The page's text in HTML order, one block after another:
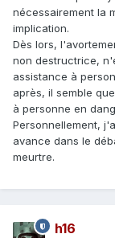
nécessairement la
implication.
Dès lors,
non destructrice,
assistance à
après, il semble
à personne en
Personnellement,
avance dans le
meurtre.
h16